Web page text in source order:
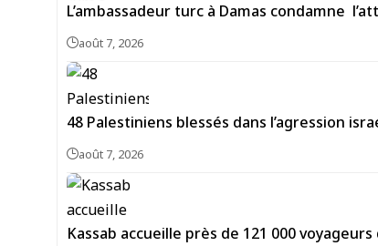
L’ambassadeur turc à Damas condamne
août 7, 2026
48 Palestiniens blessés dans l’agression
août 7, 2026
Kassab accueille près de 121 000